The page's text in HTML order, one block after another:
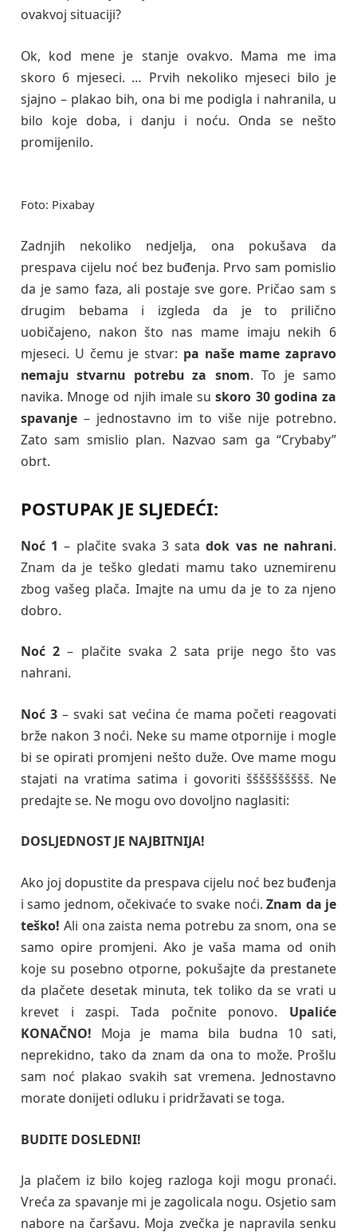
ovakvoj situaciji?
Ok, kod mene je stanje ovakvo. Mama me ima
skoro 6 mjeseci. … Prvih nekoliko mjeseci bilo je
sjajno – plakao bih, ona bi me podigla i nahranila, u
bilo koje doba, i danju i noću. Onda se nešto
promijenilo.
​Foto: Pixabay
Zadnjih nekoliko nedjelja, ona pokušava da
prespava cijelu noć bez buđenja. Prvo sam pomislio
da je samo faza, ali postaje sve gore. Pričao sam s
drugim bebama i izgleda da je to prilično
uobičajeno, nakon što nas mame imaju nekih 6
mjeseci. U čemu je stvar: pa naše mame zapravo
nemaju stvarnu potrebu za snom. To je samo
navika. Mnoge od njih imale suskoro 30 godina za
spavanje – jednostavno im to više nije potrebno.
Zato sam smislio plan. Nazvao sam ga “Crybaby”
obrt.
POSTUPAK JE SLJEDEĆI:
Noć 1 – plačite svaka 3 sata dok vas ne nahrani.
Znam da je teško gledati mamu tako uznemirenu
zbog vašeg plača. Imajte na umu da je to za njeno
dobro.
Noć 2– plačite svaka 2 sata prije nego što vas
nahrani.
Noć 3– svaki sat većina će mama početi reagovati
brže nakon 3 noći. Neke su mame otpornije i mogle
bi se opirati promjeni nešto duže. Ove mame mogu
stajati na vratima satima i govoriti šššššššššš. Ne
predajte se. Ne mogu ovo dovoljno naglasiti:
DOSLJEDNOST JE NAJBITNIJA!
Ako joj dopustite da prespava cijelu noć bez buđenja
i samo jednom, očekivaće to svake noći.Znam da je
teško! Ali ona zaista nema potrebu za snom, ona se
samo opire promjeni. Ako je vaša mama od onih
koje su posebno otporne, pokušajte da prestanete
da plačete desetak minuta, tek toliko da se vrati u
krevet i zaspi. Tada počnite ponovo. Upaliće
KONAČNO! Moja je mama bila budna 10 sati,
neprekidno, tako da znam da ona to može. Prošlu
sam noć plakao svakih sat vremena. Jednostavno
morate donijeti odluku i pridržavati se toga.
BUDITE DOSLEDNI!
Ja plačem iz bilo kojeg razloga koji mogu pronaći.
Vreća za spavanje mi je zagolicala nogu. Osjetio sam
nabore na čaršavu. Moja zvečka je napravila senku